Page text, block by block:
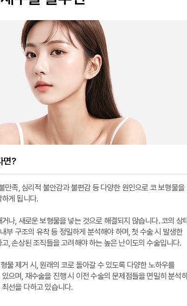
면?
만족, 심리적 불안감과 불편감 등 다양한 원인으로 코 보형물을
게 됩니다.
나, 새로운 보형물을 넣는 것으로 해결되지 않습니다. 코의 상
부 구조의 유착 등 정밀하게 분석해야 하며, 첫 수술 시 발생한
, 손상된 조직들을 고려해야 하는 높은 난이도의 수술입니다.
물 제거 시, 원래의 코로 돌아갈 수 있도록 다양한 노하우를
으며, 재수술을 진행 시 이전 수술의 문제점들을 면밀히 분석
선을 다하고 있습니다.